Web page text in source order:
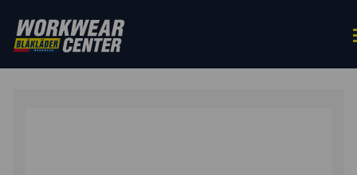
HOME/ACCESSOIRES
/